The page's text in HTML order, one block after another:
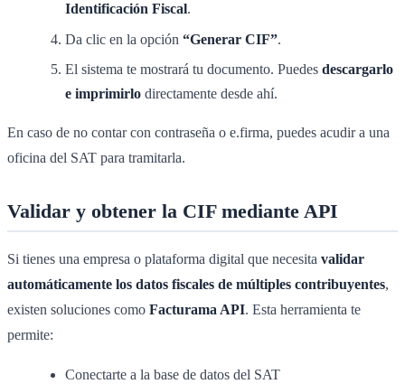
Identificación Fiscal.
Da clic en la opción “Generar CIF”.
El sistema te mostrará tu documento. Puedes descargarlo
e imprimirlo directamente desde ahí.
En caso de no contar con contraseña o e.firma, puedes acudir a una
oficina del SAT para tramitarla.
Validar y obtener la CIF mediante API
Si tienes una empresa o plataforma digital que necesita validar
automáticamente los datos fiscales de múltiples contribuyentes,
existen soluciones como Facturama API. Esta herramienta te
permite:
Conectarte a la base de datos del SAT